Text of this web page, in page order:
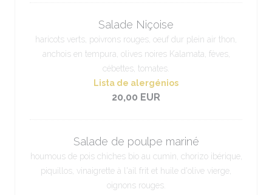
Salade Niçoise
haricots verts, poivrons rouges, oeuf dur plein air thon,
anchois en tempura, olives noires Kalamata, fèves,
cébettes, tomates.
Lista de alergénios
20,00 EUR
Salade de poulpe mariné
houmous de pois chiches bio au cumin, chorizo ibérique,
piquillos, vinaigrette à l'ail frit et huile d'olive vierge,
oignons rouges.